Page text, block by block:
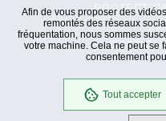
Afin de vous proposer des
remontés des réseaux
fréquentation, nous sommes
votre machine. Cela ne peut se
consentement
Tout accepter